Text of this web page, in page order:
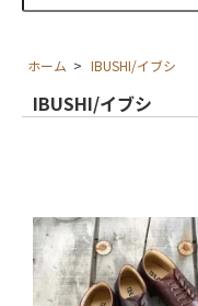
ホーム > IBUSHI/イブシ
IBUSHI/イブシ